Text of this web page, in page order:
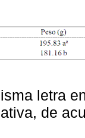
letra
de